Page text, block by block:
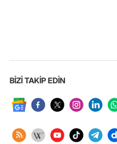
BİZİ TAKİP EDİN